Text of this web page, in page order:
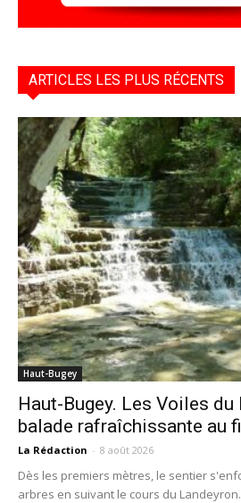
ARTICLES LES PLUS RÉCENTS
Haut-Bugey
Haut-Bugey. Les Voiles du
balade rafraîchissante au
La Rédaction - 8 août 2026
Dès les premiers mètres, le sentier
arbres en suivant le cours du